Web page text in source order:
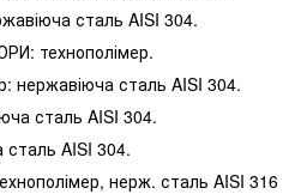
сталь AISI 304.
технополімер.
нержавіюча сталь AISI 304.
сталь AISI 304.
AISI 304.
нерж. сталь AISI 316